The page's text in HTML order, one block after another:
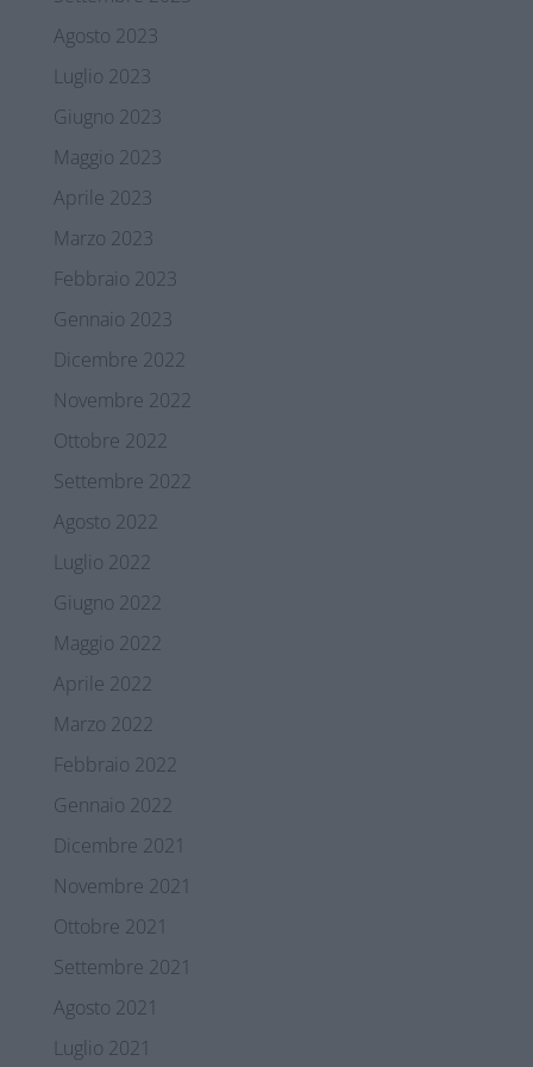
Agosto 2023
Luglio 2023
Giugno 2023
Maggio 2023
Aprile 2023
Marzo 2023
Febbraio 2023
Gennaio 2023
Dicembre 2022
Novembre 2022
Ottobre 2022
Settembre 2022
Agosto 2022
Luglio 2022
Giugno 2022
Maggio 2022
Aprile 2022
Marzo 2022
Febbraio 2022
Gennaio 2022
Dicembre 2021
Novembre 2021
Ottobre 2021
Settembre 2021
Agosto 2021
Luglio 2021